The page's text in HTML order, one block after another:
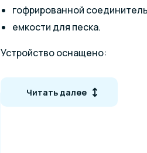
гофрированной
емкости для песка.
Устройство оснащено:
6-позиционный вентиль;
дополнительными
Читать далее